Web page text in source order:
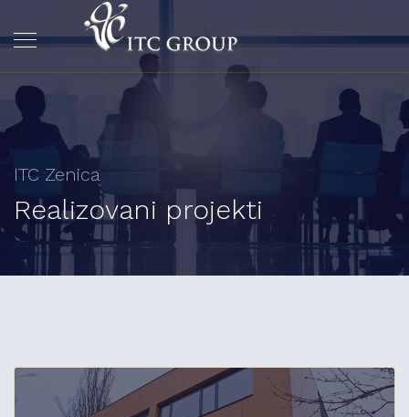
ITC Zenica
Realizovani projekti